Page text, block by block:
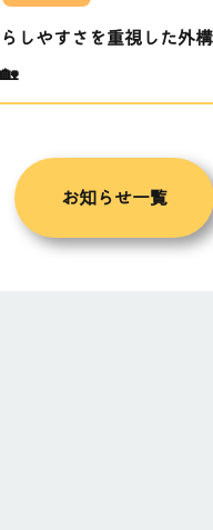
しやすさを重視した外
お知らせ一覧